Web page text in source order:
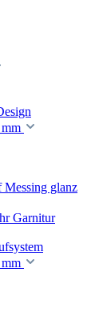
Messing glanz
Garnitur